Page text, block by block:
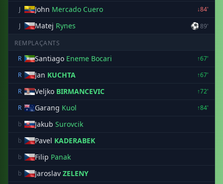
J
John Mercado Cuero
↓84'
J
Matej Rynes ⚽89'
REMPLAÇANTS
R
Santiago Eneme Bocari
↑67'
R
Jan KUCHTA
↑67'
R
Veljko BIRMANCEVIC
↑72'
R
Garang Kuol
↑84'
b
Jakub Surovcik
b Pavel KADERABEK
b Filip Panak
b Jaroslav ZELENY